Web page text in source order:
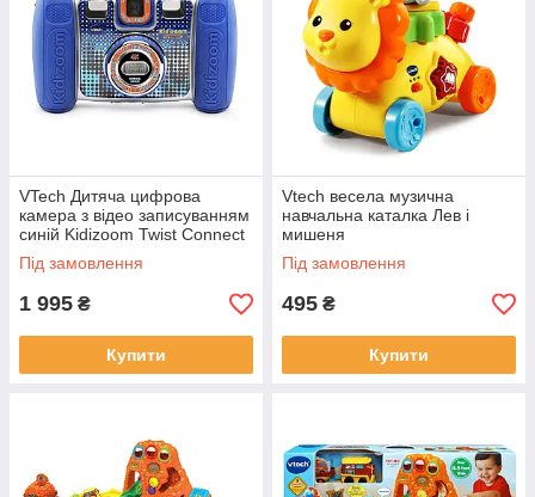
VTech Дитяча цифрова
камера з відео записуванням
синій Kidizoom Twist Connect
Camera
Під замовлення
1 995 ₴
Купити
Vtech весела музична
навчальна каталка Лев і
мишеня
Під замовлення
495 ₴
Купити